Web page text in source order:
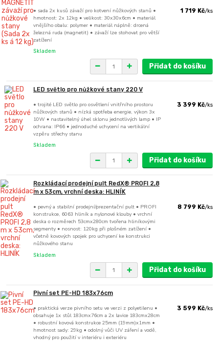
• sada 2x kusů závaží pro kotvení nůžkových stanů •
hmotnost: 2x 12kg • velikost: 30x30x6cm • materiál
vnějšího obalu: polymer • materiál náplně: drcená
železná ruda (magnetit) • závaží lze stohovat pro větší
zatížení
1 719 Kč/ks
Skladem
Přidat do košíku
LED světlo pro nůžkové stany 220 V
• trojité LED světlo pro osvětlení vnitřního prostoru
nůžkových stanů • nízká spotřeba energie, výkon 3x
10W • nastavitelný úhel sklonu jednotlivých lamp • IP
ochrana: IP66 • jednoduché uchycení na vertikální
vzpěru střechy stanu
3 399 Kč/ks
Skladem
Přidat do košíku
Rozkládací prodejní pult RedX® PROFI 2,8
m x 53cm, vrchní deska: HLINÍK
• pevný a stabilní prodejní/prezentační pult • PROFI
konstrukce, 6063 hliník a nylonové klouby • vrchní
deska o rozměrech 53cmx280cm tvořena hliníkovými
segmenty • nosnost: 120kg při plošném zatížení •
včetně kovových spojek pro uchycení ke konstrukci
nůžkového stanu
8 799 Kč/ks
Skladem
Přidat do košíku
Pivní set PE-HD 183x76cm
• praktická verze pivního setu ve verzi z polyetilenu •
obsahuje 1x stůl 183cmx76cm a 2x lavice 183cmx28cm
• robustní kovová konstrukce 25mm (19mm)x1mm •
hmotnost sady: 29kg • odolný vůči UV záření a vodě,
vhodný pro použití v interiéru i exteriéru
3 599 Kč/ks